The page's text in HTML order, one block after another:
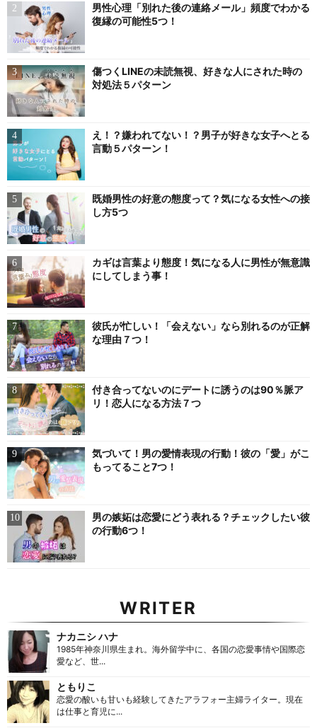
男性心理「別れた後の連絡メール」頻度でわかる
復縁の可能性5つ！
傷つくLINEの未読無視、好きな人にされた時の
対処法５パターン
え！？嫌われてない！？男子が好きな女子へとる
言動５パターン！
既婚男性の好意の態度って？気になる女性への接
し方5つ
カギは言葉より態度！気になる人に男性が無意識
にしてしまう事！
彼氏が忙しい！「会えない」なら別れるのが正解
な理由７つ！
付き合ってないのにデートに誘うのは90％脈ア
リ！恋人になる方法７つ
気づいて！男の愛情表現の行動！彼の「愛」がこ
もってること7つ！
男の嫉妬は恋愛にどう表れる？チェックしたい彼
の行動6つ！
WRITER
ナカニシ ハナ
1985年神奈川県生まれ。海外留学中に、各国の恋愛事情や国際恋
愛など、世...
ともりこ
恋愛の酸いも甘いも経験してきたアラフォー主婦ライター。現在
は仕事と育児に...